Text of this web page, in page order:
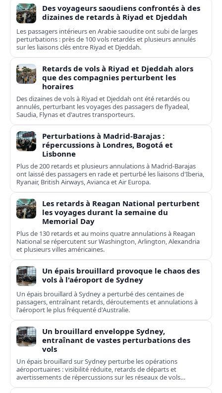
Des voyageurs saoudiens confrontés à des
dizaines de retards à Riyad et Djeddah
Les passagers intérieurs en Arabie saoudite ont subi de larges
perturbations : près de 100 vols retardés et plusieurs annulés
sur les liaisons clés entre Riyad et Djeddah.
Retards de vols à Riyad et Djeddah alors
que des compagnies perturbent les
horaires
Des dizaines de vols à Riyad et Djeddah ont été retardés ou
annulés, perturbant les voyages des passagers de flyadeal,
Saudia, Flynas et d'autres transporteurs.
Perturbations à Madrid-Barajas :
répercussions à Londres, Bogotá et
Lisbonne
Plus de 200 retards et plusieurs annulations à Madrid-Barajas
ont laissé des passagers en rade et perturbé les liaisons d'Iberia,
Ryanair, British Airways, Avianca et Air Europa.
Les retards à Reagan National perturbent
les voyages durant la semaine du
Memorial Day
Plus de 130 retards et au moins quatre annulations à Reagan
National se répercutent sur Washington, Arlington, Alexandria
et plusieurs villes américaines.
Un épais brouillard provoque le chaos des
vols à l'aéroport de Sydney
Un épais brouillard à Sydney a perturbé des centaines de
passagers, entraînant retards, déroutements et annulations à
l'aéroport le plus fréquenté d'Australie.
Un brouillard enveloppe Sydney,
entraînant de vastes perturbations des
vols
Un épais brouillard sur Sydney perturbe les opérations
aéroportuaires : visibilité réduite, retards de départs et
avertissements de répercussions sur les réseaux de vols
domestiques et internationaux.